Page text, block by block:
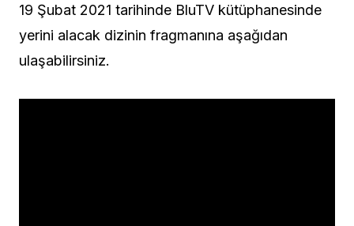
19 Şubat 2021 tarihinde BluTV kütüphanesinde
yerini alacak dizinin fragmanına aşağıdan
ulaşabilirsiniz.